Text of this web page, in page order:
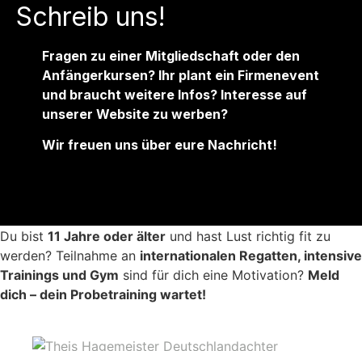
Schreib uns!
Fragen zu einer Mitgliedschaft oder den
Anfängerkursen? Ihr plant ein Firmenevent
und braucht weitere Infos? Interesse auf
unserer Website zu werben?
Wir freuen uns über eure Nachricht!
Du bist 11 Jahre oder älter und hast Lust richtig fit zu
werden? Teilnahme an internationalen Regatten, intensive
Trainings und Gym sind für dich eine Motivation? Meld
dich – dein Probetraining wartet!